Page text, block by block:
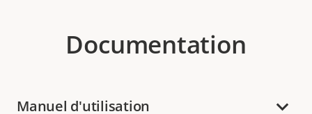
Documentation
Manuel d'utilisation